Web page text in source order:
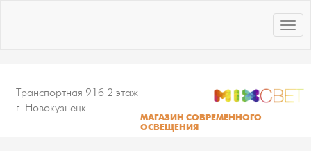
Транспортная 91б 2 этаж
г. Новокузнецк
МАГАЗИН СОВРЕМЕННОГО
ОСВЕЩЕНИЯ